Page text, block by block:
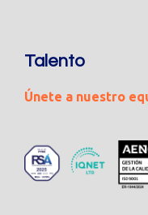
Talento
Únete a nuestro